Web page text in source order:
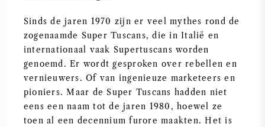
MOUSSERENDE WIJN
ROSE WIJN
ZOETE WIJN
Sinds de jaren 1970 zijn er veel mythes rond de
zogenaamde Super Tuscans, die in Italië en
internationaal vaak Supertuscans worden
genoemd. Er wordt gesproken over rebellen en
vernieuwers. Of van ingenieuze marketeers en
pioniers. Maar de Super Tuscans hadden niet
eens een naam tot de jaren 1980, hoewel ze
toen al een decennium furore maakten. Het is